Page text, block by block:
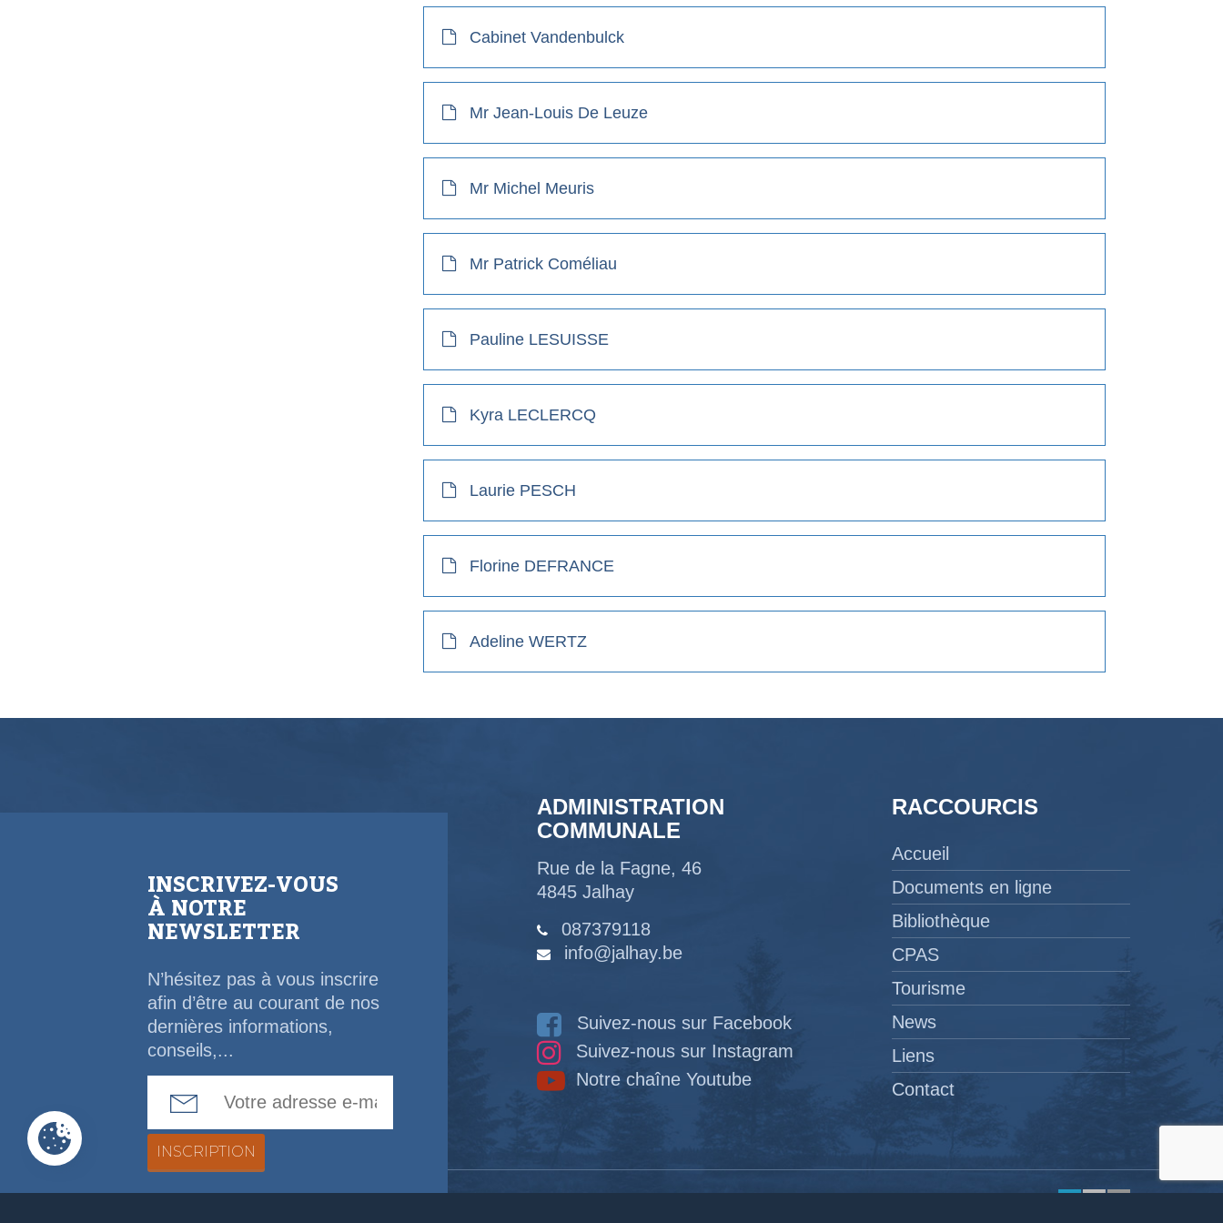
Cabinet Vandenbulck
Mr Jean-Louis De Leuze
Mr Michel Meuris
Mr Patrick Coméliau
Pauline LESUISSE
Kyra LECLERCQ
Laurie PESCH
Florine DEFRANCE
Adeline WERTZ
INSCRIVEZ-VOUS
À NOTRE
NEWSLETTER
N’hésitez pas à vous inscrire
afin d’être au courant de nos
dernières informations,
conseils,...
ADMINISTRATION
COMMUNALE
Rue de la Fagne, 46
4845 Jalhay
087379118
info@jalhay.be
Suivez-nous sur Facebook
Suivez-nous sur Instagram
Notre chaîne Youtube
RACCOURCIS
Accueil
Documents en ligne
Bibliothèque
CPAS
Tourisme
News
Liens
Contact